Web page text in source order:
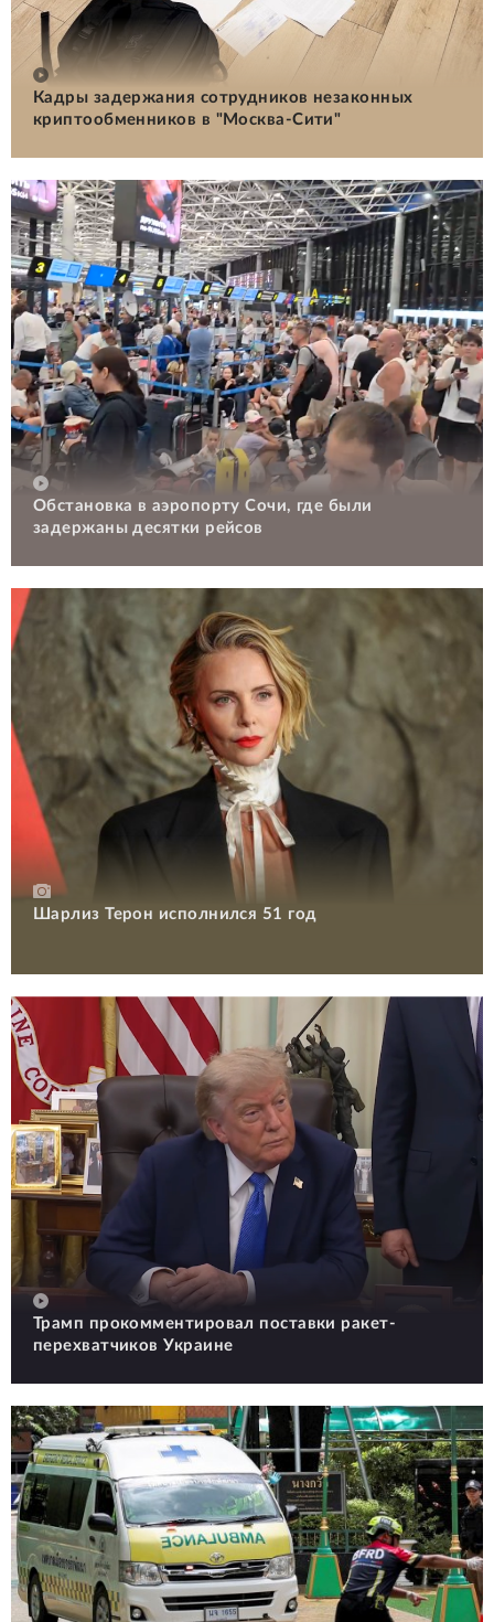
Кадры задержания сотрудников незаконных
криптообменников в "Москва-Сити"
Обстановка в аэропорту Сочи, где были
задержаны десятки рейсов
Шарлиз Терон исполнился 51 год
Трамп прокомментировал поставки ракет-
перехватчиков Украине